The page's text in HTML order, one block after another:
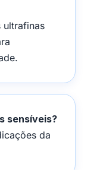
ultrafinas
sensíveis?
da